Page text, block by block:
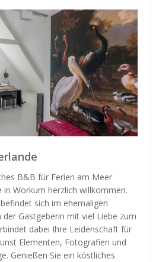
B&B für Ferien am Meer
in Workum herzlich willkommen.
sich im ehemaligen
Gastgeberin mit viel Liebe zum
dabei Ihre Leidenschaft für
Elementen, Fotografien und
Genießen Sie ein köstliches